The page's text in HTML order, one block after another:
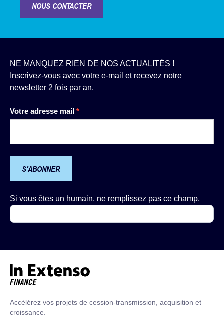
NOUS CONTACTER
NE MANQUEZ RIEN DE NOS ACTUALITÉS !
Inscrivez-vous avec votre e-mail et recevez notre
newsletter 2 fois par an.
Votre adresse mail *
S'ABONNER
Si vous êtes un humain, ne remplissez pas ce champ.
Accélérez vos projets de cession-transmission, acquisition et
croissance.